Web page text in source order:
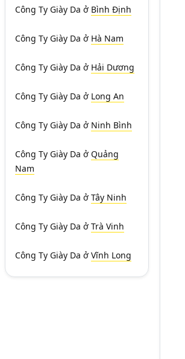
Công Ty Giày Da ở Bình Định
Công Ty Giày Da ở Hà Nam
Công Ty Giày Da ở Hải Dương
Công Ty Giày Da ở Long An
Công Ty Giày Da ở Ninh Bình
Công Ty Giày Da ở Quảng
Nam
Công Ty Giày Da ở Tây Ninh
Công Ty Giày Da ở Trà Vinh
Công Ty Giày Da ở Vĩnh Long